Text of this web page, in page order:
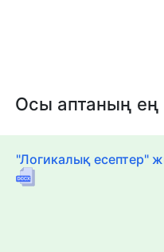
Осы аптаның ең
"Логикалық есептер"